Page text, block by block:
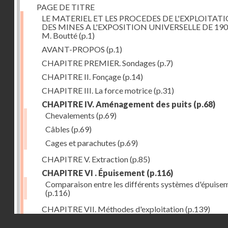
PAGE DE TITRE
LE MATERIEL ET LES PROCEDES DE
DES MINES A L'EXPOSITION UNIVERSELLE DE
M. Boutté(p.1)
AVANT-PROPOS (p.1)
CHAPITRE PREMIER. Sondages (p.7)
CHAPITRE II. Fonçage(p.14)
CHAPITRE III. La force motrice(p.31)
CHAPITRE IV. Aménagement des puits (p.68)
Chevalements (p.69)
Câbles (p.69)
Cages et parachutes (p.69)
CHAPITRE V. Extraction(p.85)
CHAPITRE VI . Épuisement (p.116)
Comparaison entre les différents systèmes
(p.116)
CHAPITRE VII. Méthodes d'exploitation(p.139)